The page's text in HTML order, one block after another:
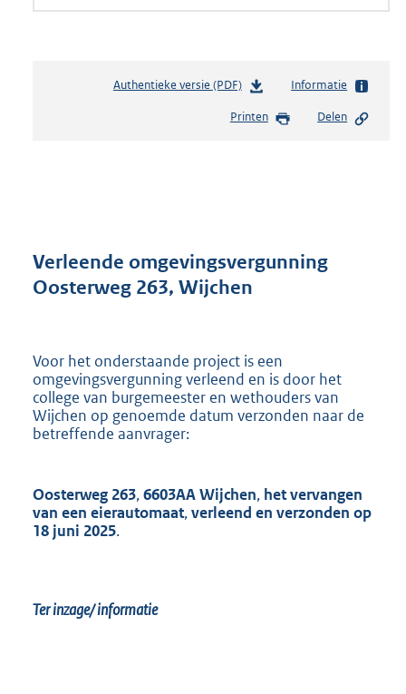
Authentieke versie (PDF)b
s
r
o
e
:
8
Informatie
Printen Delen
Verleende omgevingsvergunning
Oosterweg 263, Wijchen
Voor het onderstaande project is een
omgevingsvergunning verleend en is door het
college van burgemeester en wethouders van
Wijchen op genoemde datum verzonden naar de
betreffende aanvrager:
Oosterweg 263,6603AA Wijchen, het vervangen
van een eierautomaat,verleend en verzonden op
18 juni 2025.
Ter inzage/ informatie